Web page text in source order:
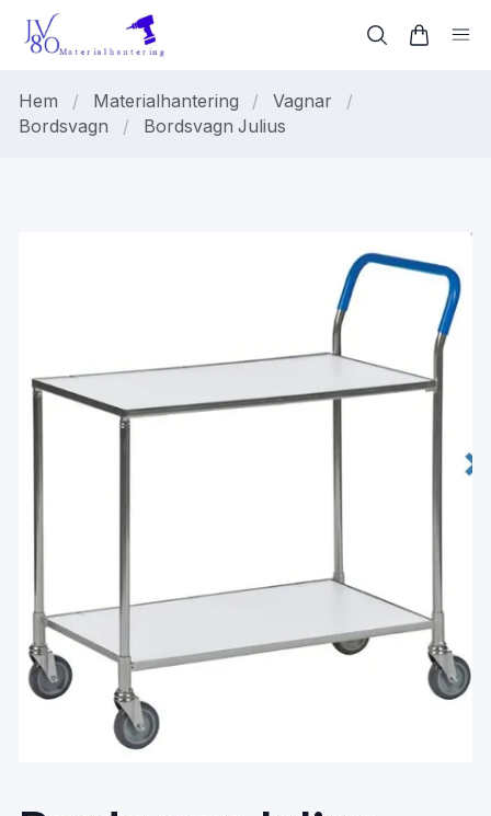
Hem / Materialhantering / Vagnar
/
Bordsvagn
/ Bordsvagn Julius